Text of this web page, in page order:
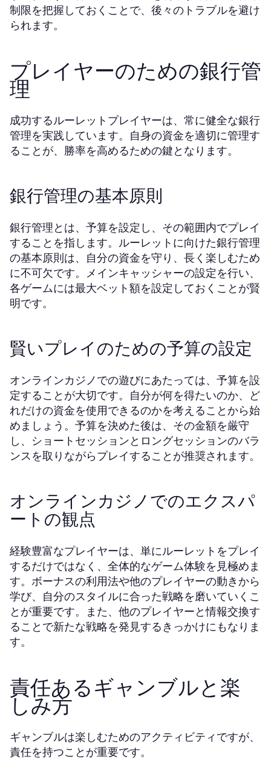
制限を把握しておくことで、後々のトラブルを避け
られます。
プレイヤーのための銀行管
理
成功するルーレットプレイヤーは、常に健全な銀行
管理を実践しています。自身の資金を適切に管理す
ることが、勝率を高めるための鍵となります。
銀行管理の基本原則
銀行管理とは、予算を設定し、その範囲内でプレイ
することを指します。ルーレットに向けた銀行管理
の基本原則は、自分の資金を守り、長く楽しむため
に不可欠です。メインキャッシャーの設定を行い、
各ゲームには最大ベット額を設定しておくことが賢
明です。
賢いプレイのための予算の設定
オンラインカジノでの遊びにあたっては、予算を設
定することが大切です。自分が何を得たいのか、ど
れだけの資金を使用できるのかを考えることから始
めましょう。予算を決めた後は、その金額を厳守
し、ショートセッションとロングセッションのバラ
ンスを取りながらプレイすることが推奨されます。
オンラインカジノでのエクスパ
ートの観点
経験豊富なプレイヤーは、単にルーレットをプレイ
するだけではなく、全体的なゲーム体験を見極めま
す。ボーナスの利用法や他のプレイヤーの動きから
学び、自分のスタイルに合った戦略を磨いていくこ
とが重要です。また、他のプレイヤーと情報交換す
ることで新たな戦略を発見するきっかけにもなりま
す。
責任あるギャンブルと楽
しみ方
ギャンブルは楽しむためのアクティビティですが、
責任を持つことが重要です。